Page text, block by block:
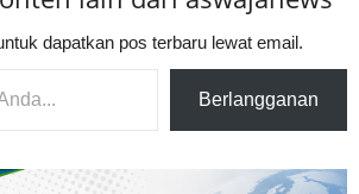
dapatkan pos terbaru lewat email.
Berlangganan